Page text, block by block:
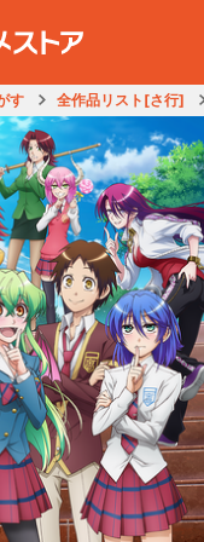
す 全作品リスト[さ行]